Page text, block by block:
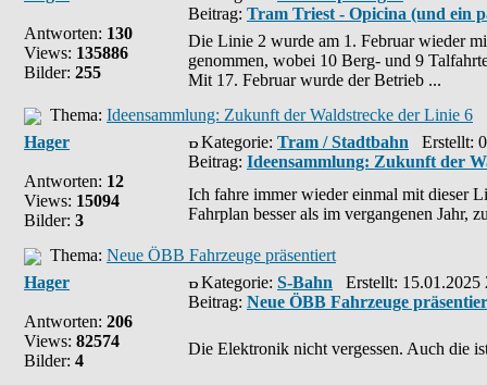
Antworten: 130
Views: 135886
Bilder: 255
Beitrag: Tram Triest - Opicina (und ein
Die Linie 2 wurde am 1. Februar wieder
genommen, wobei 10 Berg- und 9
Mit 17. Februar wurde der Betrieb ...
Thema: Ideensammlung: Zukunft der Waldstrecke der Linie 6
Hager
Antworten: 12
Views: 15094
Bilder: 3
Kategorie: Tram / Stadtbahn Erstellt:
Beitrag: Ideensammlung: Zukunft der
Ich fahre immer wieder einmal mit dieser
Fahrplan besser als im vergangenen
Thema: Neue ÖBB Fahrzeuge präsentiert
Hager
Antworten: 206
Views: 82574
Bilder: 4
Kategorie: S-Bahn Erstellt: 15.01.2025
Beitrag: Neue ÖBB Fahrzeuge
Die Elektronik nicht vergessen. Auch die